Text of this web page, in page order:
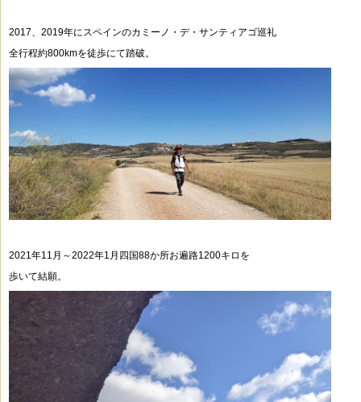
2017、2019年にスペインのカミーノ・デ・サンティアゴ巡礼
全行程約800kmを徒歩にて踏破。
2021年11月～2022年1月四国88か所お遍路1200キロを
歩いて結願。